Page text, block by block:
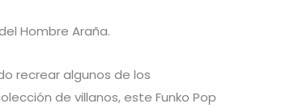
Hombre Araña.
recrear algunos de los
de villanos, este Funko Pop